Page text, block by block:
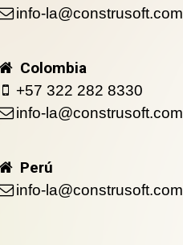
info-la@construsoft.com
Colombia
+57 322 282 8330
info-la@construsoft.com
Perú
info-la@construsoft.com